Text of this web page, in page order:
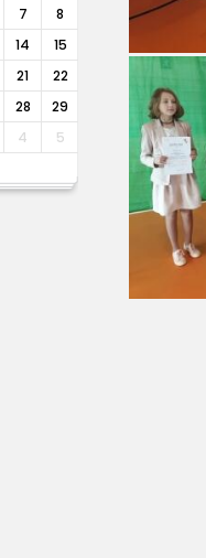
7
8
14
15
21
22
28
29
4 5